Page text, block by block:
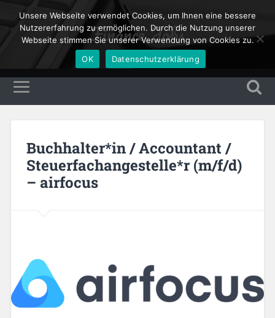
Finance Jobs
Buchhalter*in / Accountant /
Steuerfachangestelle*r (m/f/d)
– airfocus
Unsere Webseite verwendet Cookies, um Ihnen eine bessere
Nutzererfahrung zu ermöglichen. Durch die Nutzung unserer
Webseite stimmen Sie unserer Verwendung von Cookies zu.
OK
Datenschutzerklärung